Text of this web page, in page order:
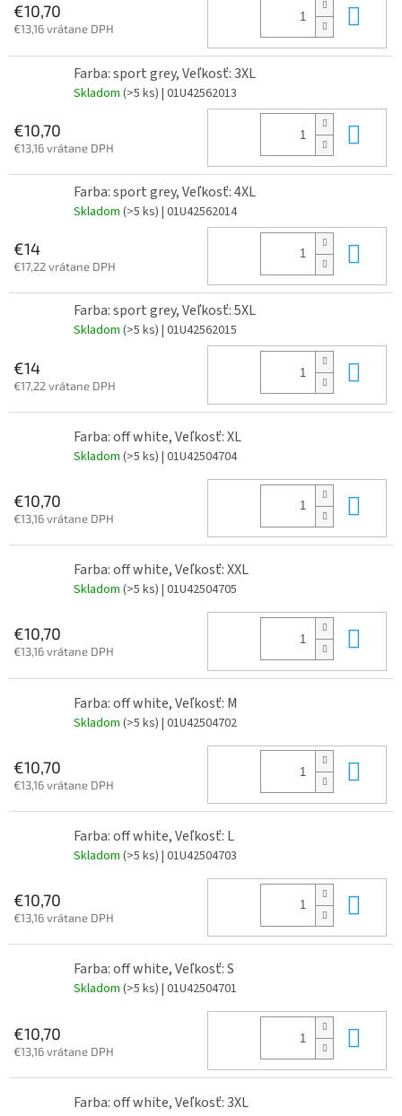
€10,70
€13,16 vrátane DPH
Farba: sport grey, Veľkosť: 3XL
Skladom (>5 ks) | 01U42562013
€10,70
€13,16 vrátane DPH
Farba: sport grey, Veľkosť: 4XL
Skladom (>5 ks) | 01U42562014
€14
€17,22 vrátane DPH
Farba: sport grey, Veľkosť: 5XL
Skladom (>5 ks) | 01U42562015
€14
€17,22 vrátane DPH
Farba: off white, Veľkosť: XL
Skladom (>5 ks) | 01U42504704
€10,70
€13,16 vrátane DPH
Farba: off white, Veľkosť: XXL
Skladom (>5 ks) | 01U42504705
€10,70
€13,16 vrátane DPH
Farba: off white, Veľkosť: M
Skladom (>5 ks) | 01U42504702
€10,70
€13,16 vrátane DPH
Farba: off white, Veľkosť: L
Skladom (>5 ks) | 01U42504703
€10,70
€13,16 vrátane DPH
Farba: off white, Veľkosť: S
Skladom (>5 ks) | 01U42504701
€10,70
€13,16 vrátane DPH
Farba: off white, Veľkosť: 3XL